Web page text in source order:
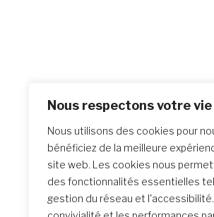
Nous respectons votre
Nous utilisons des cookies pour
bénéficiez de la meilleure
site web. Les cookies nous
des fonctionnalités essentielles
gestion du réseau et